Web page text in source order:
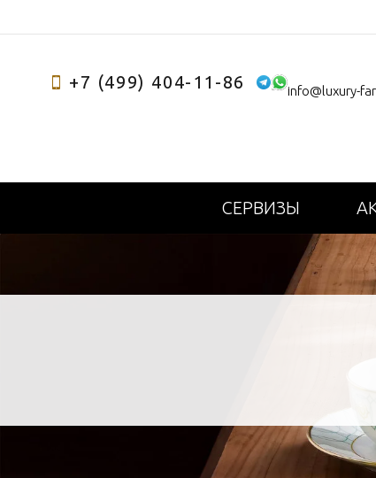
+7 (499) 404-11-86 info@luxury-
СЕРВИЗЫ